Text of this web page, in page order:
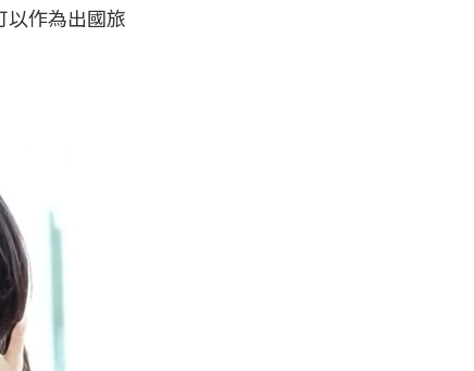
以作為出國旅